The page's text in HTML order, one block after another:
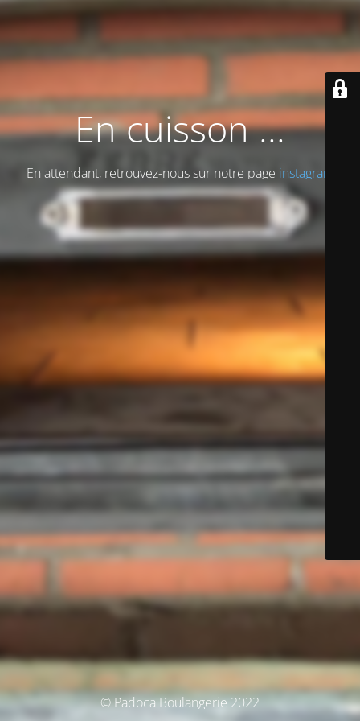
En cuisson ...
En attendant, retrouvez-nous sur notre page instagram
© Padoca Boulangerie 2022